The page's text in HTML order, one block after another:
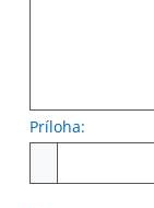
Príloha: